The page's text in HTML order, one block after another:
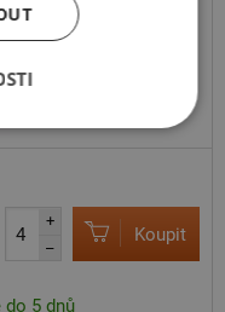
+
–
Koupit
do 5 dnů